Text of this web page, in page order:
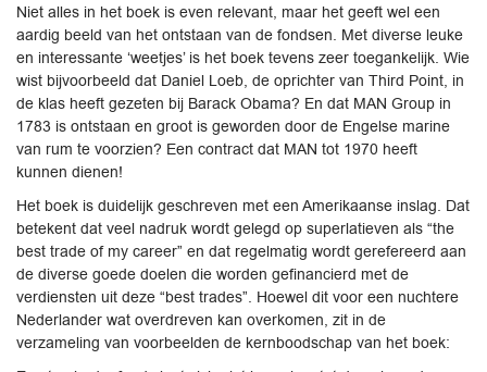
Niet alles in het boek is even relevant, maar het geeft wel een
aardig beeld van het ontstaan van de fondsen. Met diverse leuke
en interessante ‘weetjes’ is het boek tevens zeer toegankelijk. Wie
wist bijvoorbeeld dat Daniel Loeb, de oprichter van Third Point, in
de klas heeft gezeten bij Barack Obama? En dat MAN Group in
1783 is ontstaan en groot is geworden door de Engelse marine
van rum te voorzien? Een contract dat MAN tot 1970 heeft
kunnen dienen!
Het boek is duidelijk geschreven met een Amerikaanse inslag. Dat
betekent dat veel nadruk wordt gelegd op superlatieven als “the
best trade of my career” en dat regelmatig wordt gerefereerd aan
de diverse goede doelen die worden gefinancierd met de
verdiensten uit deze “best trades”. Hoewel dit voor een nuchtere
Nederlander wat overdreven kan overkomen, zit in de
verzameling van voorbeelden de kernboodschap van het boek: